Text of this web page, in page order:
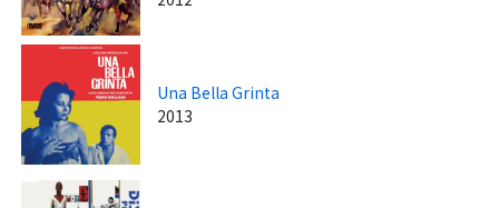
Una Bella Grinta
2013